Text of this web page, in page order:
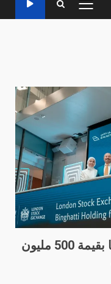
PRIMARY
بن غاطي القابضة تدرج صكوكًا بقيمة 500 مليون